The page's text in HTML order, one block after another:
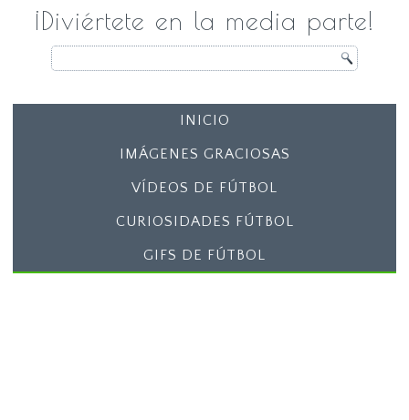
¡Diviértete en la media parte!
INICIO
IMÁGENES GRACIOSAS
VÍDEOS DE FÚTBOL
CURIOSIDADES FÚTBOL
GIFS DE FÚTBOL